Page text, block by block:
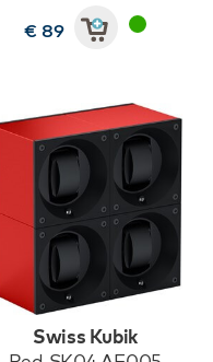
€ 89
Swiss Kubik